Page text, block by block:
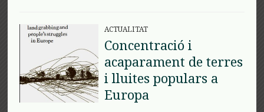
ACTUALITAT
Concentració i
acaparament de terres
i lluites populars a
Europa